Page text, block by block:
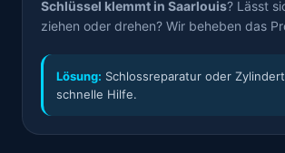
Schlüssel klemmt in Saarlouis? Lässt
ziehen oder drehen? Wir beheben das
Lösung: Schlossreparatur oder
schnelle Hilfe.